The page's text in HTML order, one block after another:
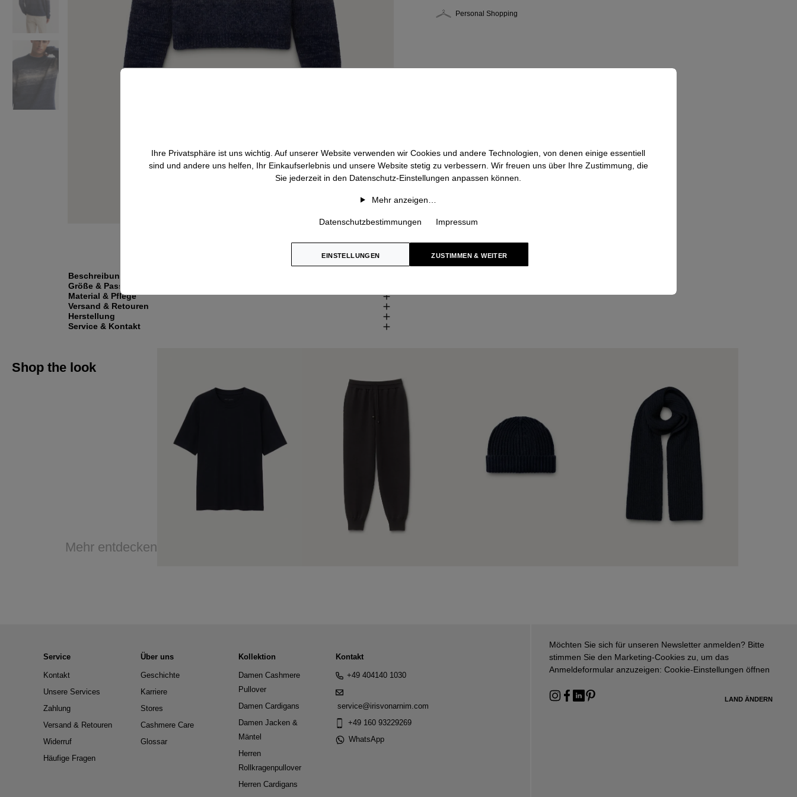
Personal Shopping
Beschreibung
Größe & Passform
Material & Pflege
Versand & Retouren
Herstellung
Service & Kontakt
Shop the look
Mehr entdecken
Service
Kontakt
Unsere Services
Zahlung
Versand & Retouren
Widerruf
Häufige Fragen
Über uns
Geschichte
Karriere
Stores
Cashmere Care
Glossar
Kollektion
Damen Cashmere
Pullover
Damen Cardigans
Damen Jacken &
Mäntel
Herren
Rollkragenpullover
Herren Cardigans
Kontakt
+49 404140 1030
service@irisvonarnim.com
+49 160 93229269
WhatsApp
Möchten Sie sich für unseren Newsletter anmelden? Bitte
stimmen Sie den Marketing-Cookies zu, um das
Anmeldeformular anzuzeigen: Cookie-Einstellungen öffnen
LAND ÄNDERN
Ihre Privatsphäre ist uns wichtig. Auf unserer Website verwenden wir Cookies und andere Technologien, von denen einige essentiell
sind und andere uns helfen, Ihr Einkaufserlebnis und unsere Website stetig zu verbessern. Wir freuen uns über Ihre Zustimmung, die
Sie jederzeit in den Datenschutz-Einstellungen anpassen können.
Mehr anzeigen…
Datenschutzbestimmungen Impressum
EINSTELLUNGEN ZUSTIMMEN & WEITER